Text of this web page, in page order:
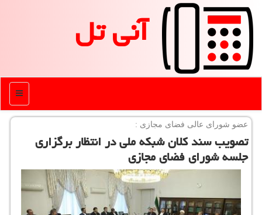
آنی تل
منو
عضو شورای عالی فضای مجازی :
تصویب سند كلان شبكه ملی در انتظار برگزاری
جلسه شورای فضای مجازی